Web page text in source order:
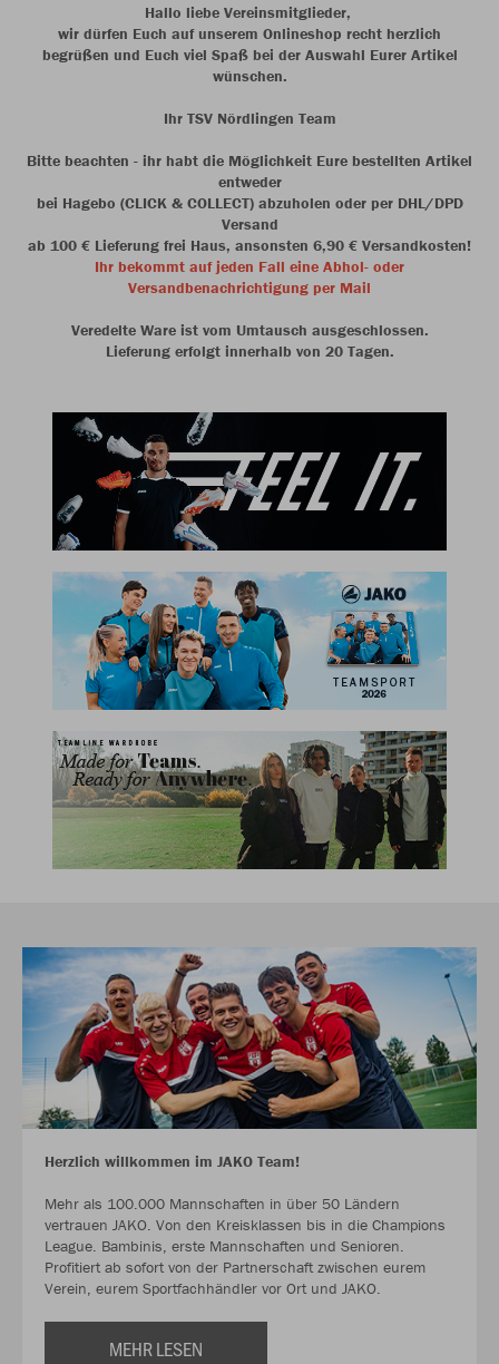
Hallo liebe Vereinsmitglieder,
wir dürfen Euch auf unserem Onlineshop recht herzlich
begrüßen und Euch viel Spaß bei der Auswahl Eurer Artikel
wünschen.
Ihr TSV Nördlingen Team
Bitte beachten - ihr habt die Möglichkeit Eure bestellten Artikel
entweder
bei Hagebo (CLICK & COLLECT) abzuholen oder per DHL/DPD
Versand
ab 100 € Lieferung frei Haus, ansonsten 6,90 € Versandkosten!
Ihr bekommt auf jeden Fall eine Abhol- oder
Versandbenachrichtigung per Mail
Veredelte Ware ist vom Umtausch ausgeschlossen.
Lieferung erfolgt innerhalb von 20 Tagen.
Herzlich willkommen im JAKO Team!
Mehr als 100.000 Mannschaften in über 50 Ländern
vertrauen JAKO. Von den Kreisklassen bis in die Champions
League. Bambinis, erste Mannschaften und Senioren.
Profitiert ab sofort von der Partnerschaft zwischen eurem
Verein, eurem Sportfachhändler vor Ort und JAKO.
MEHR LESEN